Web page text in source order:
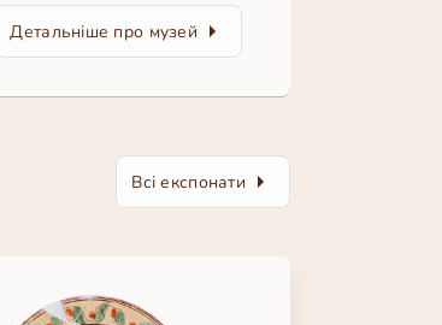
Детальніше про музей
Всі експонати